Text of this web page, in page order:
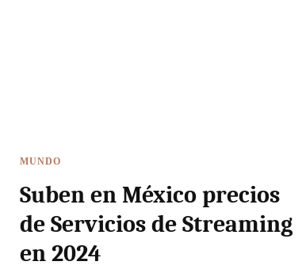
MUNDO
Suben en México precios
de Servicios de Streaming
en 2024